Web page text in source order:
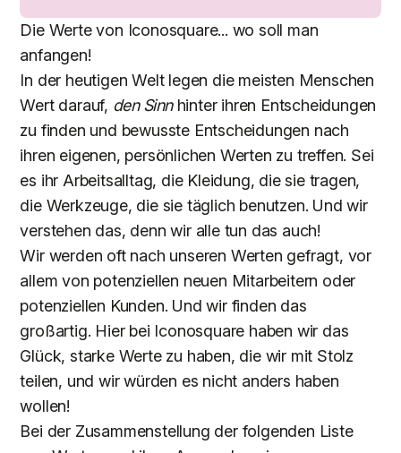
Die Werte von Iconosquare... wo soll man
anfangen!
In der heutigen Welt legen die meisten Menschen
Wert darauf, den Sinnhinter ihren Entscheidungen
zu finden und bewusste Entscheidungen nach
ihren eigenen, persönlichen Werten zu treffen. Sei
es ihr Arbeitsalltag, die Kleidung, die sie tragen,
die Werkzeuge, die sie täglich benutzen. Und wir
verstehen das, denn wir alle tun das auch!
Wir werden oft nach unseren Werten gefragt, vor
allem von potenziellen neuen Mitarbeitern oder
potenziellen Kunden. Und wir finden das
großartig. Hier bei Iconosquare haben wir das
Glück, starke Werte zu haben, die wir mit Stolz
teilen, und wir würden es nicht anders haben
wollen!
Bei der Zusammenstellung der folgenden Liste